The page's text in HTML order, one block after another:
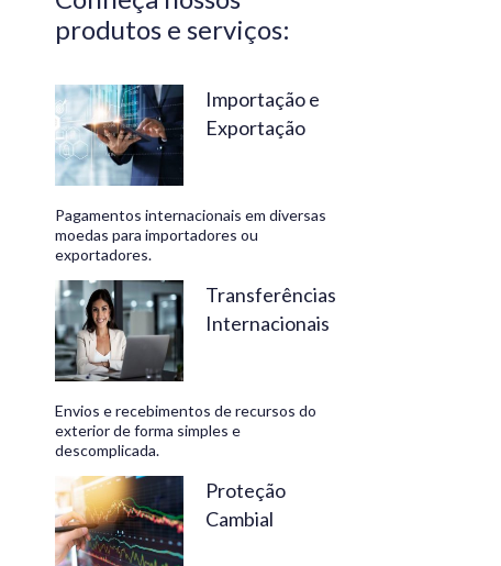
e
são nossos
diferenciais.
Bank,
negócios
rentáveis
produtos e serviços:
Importação e
Exportação
Pagamentos internacionais em diversas
moedas para importadores ou
exportadores.
Transferências
Internacionais
Envios e recebimentos de recursos do
exterior de forma simples e
descomplicada.
Proteção
Cambial